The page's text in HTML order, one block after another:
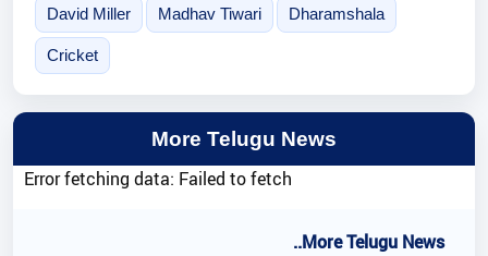
David Miller Madhav Tiwari Dharamshala
Cricket
More Telugu News
Error fetching data: Failed to fetch
..More Telugu News